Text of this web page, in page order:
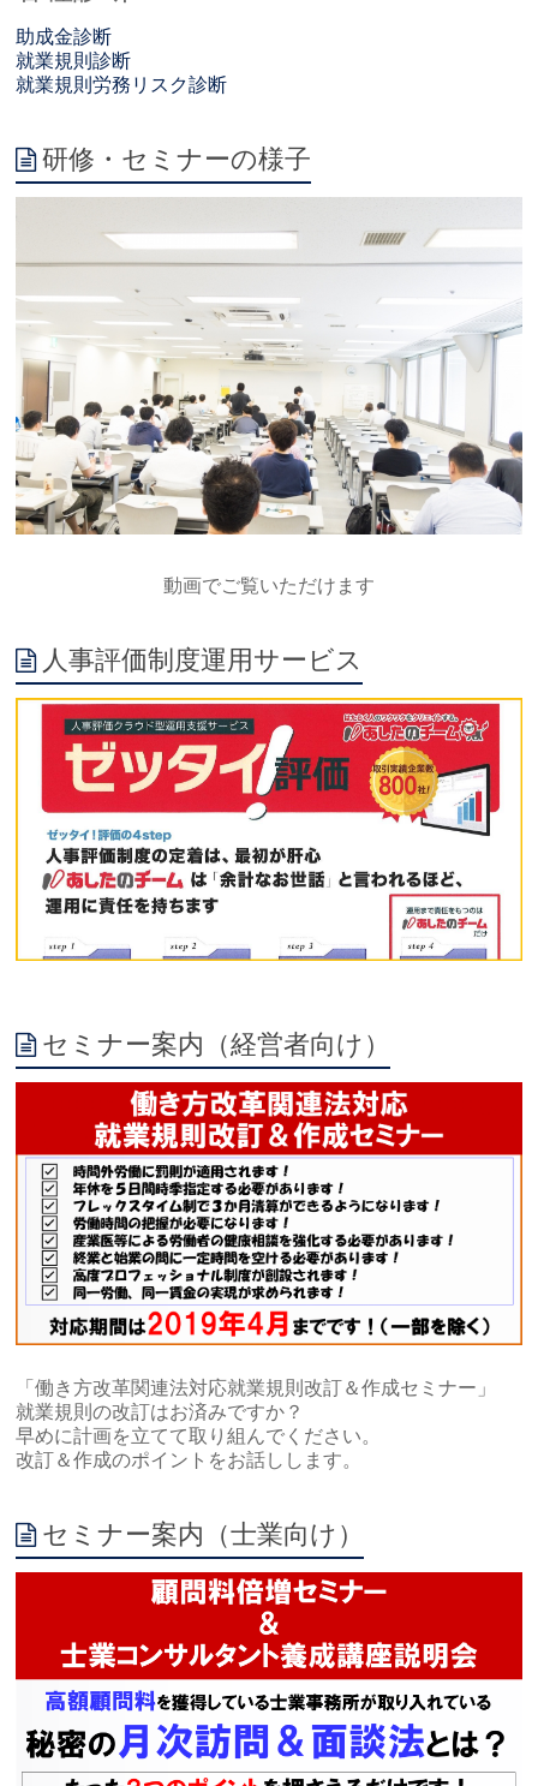
助成金診断
就業規則診断
就業規則労務リスク診断
研修・セミナーの様子
動画でご覧いただけます
人事評価制度運用サービス
セミナー案内（経営者向け）
「働き方改革関連法対応就業規則改訂＆作成セミナー」
就業規則の改訂はお済みですか？
早めに計画を立てて取り組んでください。
改訂＆作成のポイントをお話しします。
セミナー案内（士業向け）